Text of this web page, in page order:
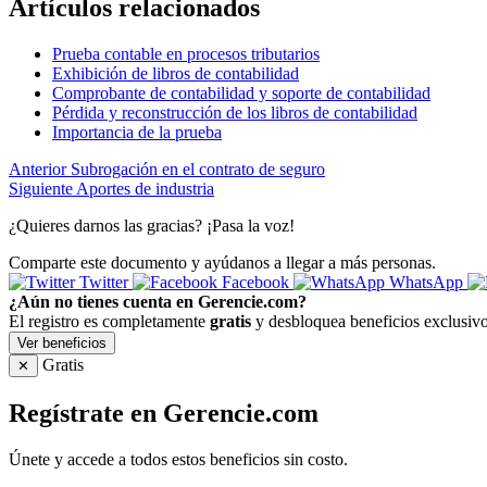
Artículos relacionados
Prueba contable en procesos tributarios
Exhibición de libros de contabilidad
Comprobante de contabilidad y soporte de contabilidad
Pérdida y reconstrucción de los libros de contabilidad
Importancia de la prueba
Anterior Subrogación en el contrato de seguro
Siguiente Aportes de industria
¿Quieres darnos las gracias? ¡Pasa la voz!
Comparte este documento y ayúdanos a llegar a más personas.
Twitter
Facebook WhatsApp
¿Aún no tienes cuenta en Gerencie.com?
El registro es completamente gratis y desbloquea beneficios
Ver beneficios
✕
Gratis
Regístrate en Gerencie.com
Únete y accede a todos estos beneficios sin costo.